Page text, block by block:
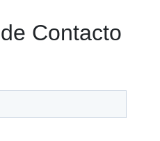
Contacto